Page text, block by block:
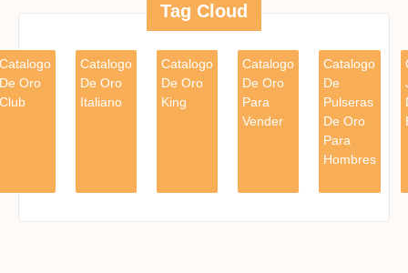
Tag Cloud
Catalogo
De Oro
Club
Catalogo
De Oro
Italiano
Catalogo
De Oro
King
Catalogo
De Oro
Para
Vender
Catalogo
De
Pulseras
De Oro
Para
Hombres